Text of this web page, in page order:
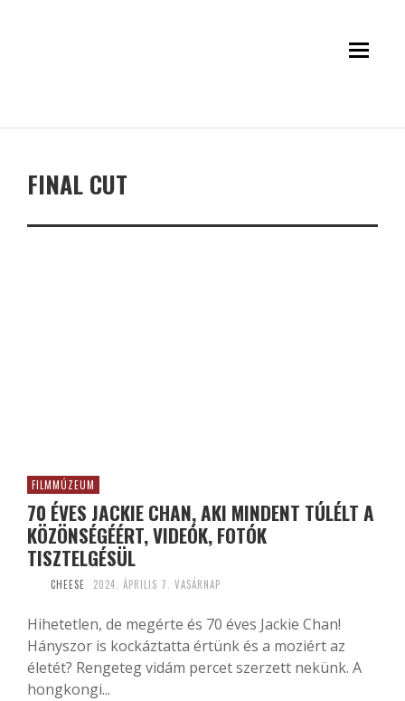
FINAL CUT
FILMMÚZEUM
70 ÉVES JACKIE CHAN, AKI MINDENT TÚLÉLT A
KÖZÖNSÉGÉÉRT, VIDEÓK, FOTÓK
TISZTELGÉSÜL
CHEESE 2024. ÁPRILIS 7. VASÁRNAP
Hihetetlen, de megérte és 70 éves Jackie Chan!
Hányszor is kockáztatta értünk és a moziért az
életét? Rengeteg vidám percet szerzett nekünk. A
hongkongi...